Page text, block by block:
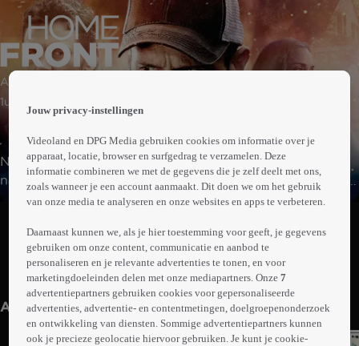
Actie | Misdaad | Thriller
1uur36min
Na een desastreus verlopen missie hoopt voormalig
narcotica-agent Phil Broker met zijn dochtertje, Maddy,
een rustig bestaan op te bouwen in een kleine stad. Maar
Phil noodgedwongen in actie komen. De confrontatie
met een drugshandelaar ontaardt in een gewelddadige
krachtmeting tussen de mannen met Maddy als inzet.
Abonneren op Videoland
Meer
info
Anderen kijken ook
Jouw privacy-instellingen
Videoland en DPG Media gebruiken cookies om informatie over je
apparaat, locatie, browser en surfgedrag te verzamelen. Deze
informatie combineren we met de gegevens die je zelf deelt met ons,
zoals wanneer je een account aanmaakt. Dit doen we om het gebruik
van onze media te analyseren en onze websites en apps te verbeteren.
Daarnaast kunnen we, als je hier toestemming voor geeft, je gegevens
gebruiken om onze content, communicatie en aanbod te
personaliseren en je relevante advertenties te tonen, en voor
marketingdoeleinden delen met onze mediapartners. Onze7
advertentiepartners gebruiken cookies voor gepersonaliseerde
advertenties, advertentie- en contentmetingen, doelgroepenonderzoek
en ontwikkeling van diensten. Sommige advertentiepartners kunnen
ook je precieze geolocatie hiervoor gebruiken. Je kunt je cookie-